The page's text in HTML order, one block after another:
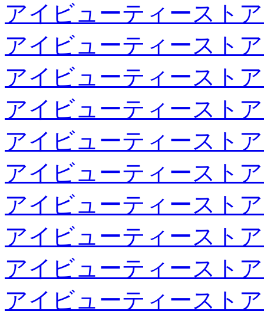
アイビューティースト
アイビューティースト
アイビューティースト
アイビューティースト
アイビューティースト
アイビューティースト
アイビューティースト
アイビューティースト
アイビューティースト
アイビューティースト